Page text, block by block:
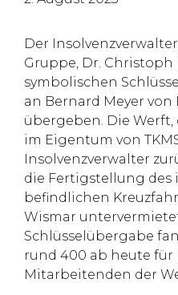
Der
Gruppe, Dr.
symbolischen
an Bernard Meyer von
übergeben. Die Werft,
im Eigentum von
Insolvenzverwalter
die Fertigstellung des
befindlichen
Wismar
Schlüsselübergabe
rund 400 ab heute für
Mitarbeitenden der